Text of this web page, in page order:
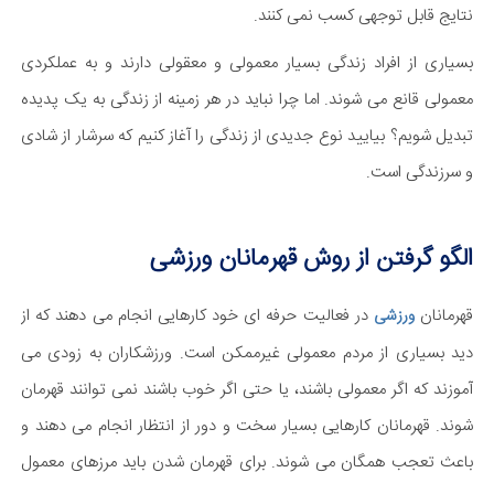
نتایج قابل توجهی کسب نمی کنند.
بسیاری از افراد زندگی بسیار معمولی و معقولی دارند و به عملکردی
معمولی قانع می شوند. اما چرا نباید در هر زمینه از زندگی به یک پدیده
تبدیل شویم؟ بیایید نوع جدیدی از زندگی را آغاز کنیم که سرشار از شادی
و سرزندگی است.
الگو گرفتن از روش قهرمانان ورزشی
قهرمانانورزشی در فعالیت حرفه ای خود کارهایی انجام می دهند که از
دید بسیاری از مردم معمولی غیرممکن است. ورزشکاران به زودی می
آموزند که اگر معمولی باشند، یا حتی اگر خوب باشند نمی توانند قهرمان
شوند. قهرمانان کارهایی بسیار سخت و دور از انتظار انجام می دهند و
باعث تعجب همگان می شوند. برای قهرمان شدن باید مرزهای معمول